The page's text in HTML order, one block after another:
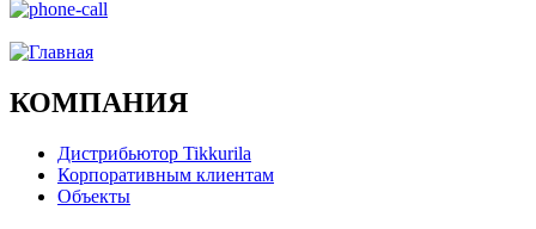
КОМПАНИЯ
Дистрибьютор Tikkurila
Корпоративным клиентам
Объекты